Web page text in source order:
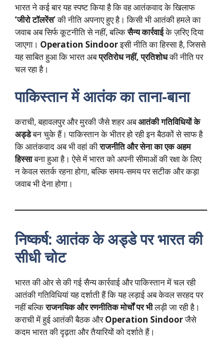
भारत ने कई बार यह स्पष्ट किया है कि वह आतंकवाद के खिलाफ
‘जीरो टॉलरेंस’की नीति अपनाए हुए है। किसी भी आतंकी हमले का
जवाब अब सिर्फ कूटनीति से नहीं, बल्किसैन्य कार्रवाईके ज़रिए दिया
जाएगा। Operation Sindoorइसी नीति का हिस्सा है, जिससे
यह साबित हुआ कि भारत अबप्रतिरोध नहीं, प्रतिशोधकी नीति पर
चल रहा है।
पाकिस्तान में आतंक का ताना-बाना
कराची, बहावलपुर और मुरकी जैसे शहर अबआतंकी गतिविधियों के
अड्डेबन चुके हैं। पाकिस्तान के भीतर हो रही इन बैठकों से साफ है
कि आतंकवाद अब भी वहां कीराजनीति और सेना का एक अहम
हिस्साबना हुआ है। ऐसे में भारत को अपनी सीमाओं की रक्षा के लिए
न केवल सतर्क रहना होगा, बल्कि समय-समय पर सटीक और कड़ा
जवाब भी देना होगा।
निष्कर्ष: आतंक के अड्डे पर भारत की
सीधी चोट
भारत की ओर से की गई सैन्य कार्रवाई और पाकिस्तान में चल रही
आतंकी गतिविधियां यह दर्शाती हैं कि यह लड़ाई अब केवल सरहद पर
नहीं बल्किराजनयिक और रणनीतिक मोर्चों पर भीलड़ी जा रही है।
कराची में हुई आतंकी बैठक औरOperation Sindoorजैसे
कदम भारत की दृढ़ता और तैयारियों को दर्शाते हैं।